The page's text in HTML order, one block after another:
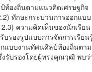
ท้องถิ่นตามแนวคิดเศรษฐกิจ
ทักษะกระบวนการออกแบบ
ความคิดเห็นของนักเรียน
บรองรูปแบบการจัดการเรียน
แบบงานทัศนศิลป์ท้องถิ่นตาม
รับรองโดยผู้ทรงคุณวุฒิ พบว่